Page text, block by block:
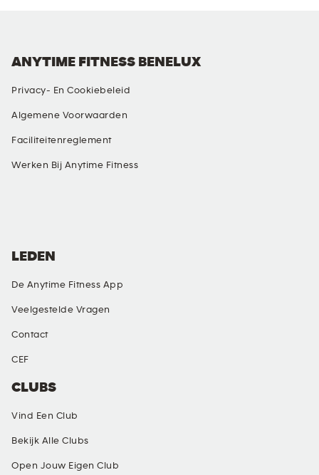
ANYTIME FITNESS BENELUX
Privacy- En Cookiebeleid
Algemene Voorwaarden
Faciliteitenreglement
Werken Bij Anytime Fitness
CLUBS
Vind Een Club
Bekijk Alle Clubs
Open Jouw Eigen Club
LEDEN
De Anytime Fitness App
Veelgestelde Vragen
Contact
CEF